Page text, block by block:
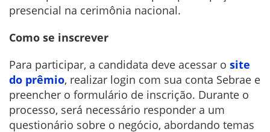
presencial na cerimônia nacional.
Como se inscrever
Para participar, a candidata deve acessar o site
do prêmio, realizar login com sua conta Sebrae e
preencher o formulário de inscrição. Durante o
processo, será necessário responder a um
questionário sobre o negócio, abordando temas